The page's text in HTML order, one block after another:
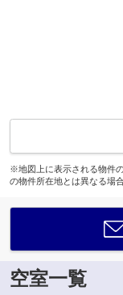
※地図上に表示される物件
の物件所在地とは異なる場
空室一覧